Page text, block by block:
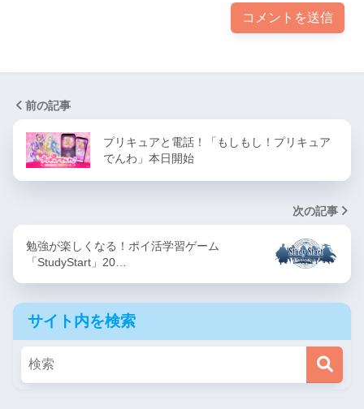
前の記事
プリキュアと電話！「もしもし！プリキュア
でんわ」本日開始
次の記事
勉強が楽しくなる！ポイ活学習ゲーム
「StudyStart」20…
サイト内を検索